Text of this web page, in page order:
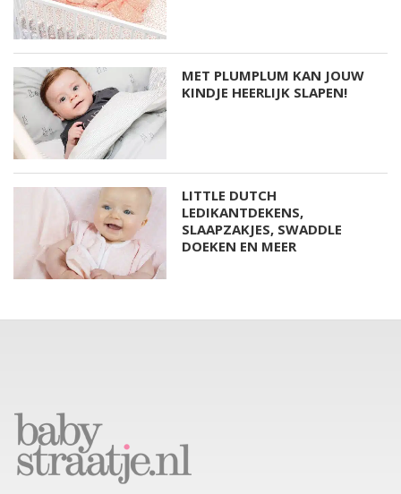
MET PLUMPLUM KAN JOUW
KINDJE HEERLIJK SLAPEN!
LITTLE DUTCH
LEDIKANTDEKENS,
SLAAPZAKJES, SWADDLE
DOEKEN EN MEER